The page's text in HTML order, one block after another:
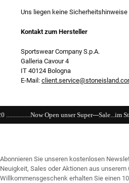
Uns liegen keine Sicherheitshinweise
Kontakt zum Hersteller
Sportswear Company S.p.A.
Galleria Cavour 4
IT 40124 Bologna
E-Mail:
unser Super---Sale...im Store
Abonnieren Sie unseren kostenlosen
Neuigkeit, Sales oder Aktionen aus unserem
Willkommensgeschenk erhalten Sie einen